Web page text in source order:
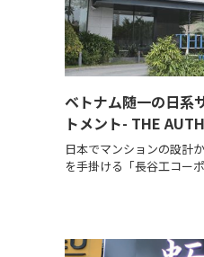
ベトナム随一の日系
トメント- THE
日本でマンションの設計
を手掛ける「長谷工コー